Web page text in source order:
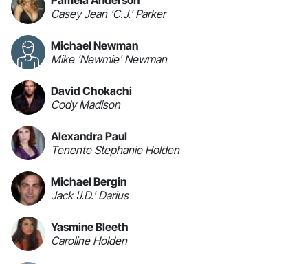
Casey Jean 'C.J.' Parker
Michael Newman
Mike 'Newmie' Newman
David Chokachi
Cody Madison
Alexandra Paul
Tenente Stephanie Holden
Michael Bergin
Jack 'J.D.' Darius
Yasmine Bleeth
Caroline Holden